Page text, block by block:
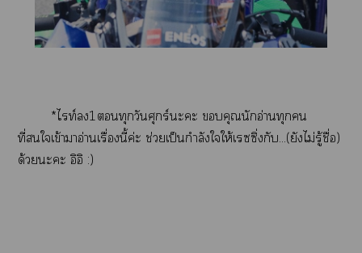
*ไท์1ทุกวันศุกร์ะะ คุณนักอ่านทุกคน
ที่ใเข้าาอ่านเรื่องนี้ค่ะ ช่วยเป็นกำลังใให้เรซซิ่งกับ...(ยังไม่รู้ชื่อ)
ด้วยะะ อิอิ :)